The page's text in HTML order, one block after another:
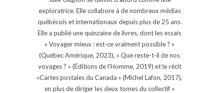
exploratrice. Elle collabore à de nombreux médias
québécois et internationaux depuis plus de 25 ans.
Elle a publié une quinzaine de livres, dont les essais
« Voyager mieux : est-ce vraiment possible ? »
(Québec Amérique, 2023), « Que reste-t-il de nos
voyages ? » (Éditions de l'Homme, 2019) et le récit
«Cartes postales du Canada » (Michel Lafon, 2017),
en plus de diriger les deux tomes du collectif «